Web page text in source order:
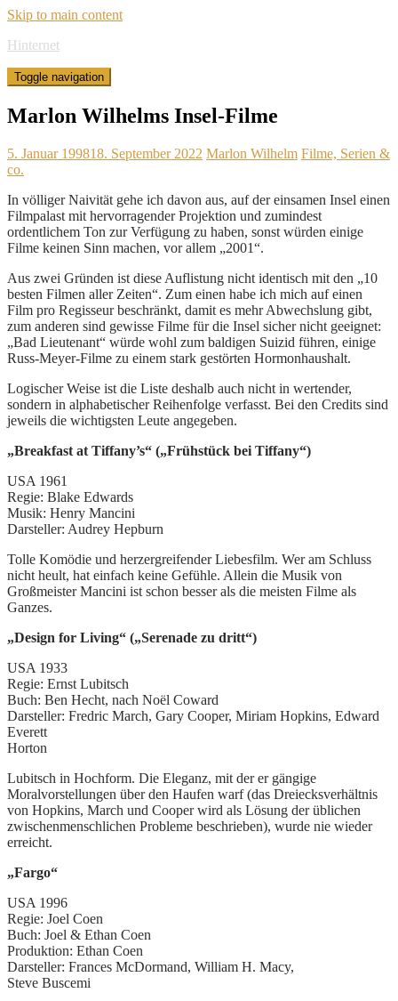
Skip to main content
Hinternet
Toggle navigation
Marlon Wilhelms Insel-Filme
5. Januar 199818. September 2022 Marlon Wilhelm Filme, Serien &
co.
In völliger Naivität gehe ich davon aus, auf der einsamen Insel einen
Filmpalast mit hervorragender Projektion und zumindest
ordentlichem Ton zur Verfügung zu haben, sonst würden einige
Filme keinen Sinn machen, vor allem „2001“.
Aus zwei Gründen ist diese Auflistung nicht identisch mit den „10
besten Filmen aller Zeiten“. Zum einen habe ich mich auf einen
Film pro Regisseur beschränkt, damit es mehr Abwechslung gibt,
zum anderen sind gewisse Filme für die Insel sicher nicht geeignet:
„Bad Lieutenant“ würde wohl zum baldigen Suizid führen, einige
Russ-Meyer-Filme zu einem stark gestörten Hormonhaushalt.
Logischer Weise ist die Liste deshalb auch nicht in wertender,
sondern in alphabetischer Reihenfolge verfasst. Bei den Credits sind
jeweils die wichtigsten Leute angegeben.
„Breakfast at Tiffany’s“ („Frühstück bei Tiffany“)
USA 1961
Regie: Blake Edwards
Musik: Henry Mancini
Darsteller: Audrey Hepburn
Tolle Komödie und herzergreifender Liebesfilm. Wer am Schluss
nicht heult, hat einfach keine Gefühle. Allein die Musik von
Großmeister Mancini ist schon besser als die meisten Filme als
Ganzes.
„Design for Living“ („Serenade zu dritt“)
USA 1933
Regie: Ernst Lubitsch
Buch: Ben Hecht, nach Noël Coward
Darsteller: Fredric March, Gary Cooper, Miriam Hopkins, Edward
Everett
Horton
Lubitsch in Hochform. Die Eleganz, mit der er gängige
Moralvorstellungen über den Haufen warf (das Dreiecksverhältnis
von Hopkins, March und Cooper wird als Lösung der üblichen
zwischenmenschlichen Probleme beschrieben), wurde nie wieder
erreicht.
„Fargo“
USA 1996
Regie: Joel Coen
Buch: Joel & Ethan Coen
Produktion: Ethan Coen
Darsteller: Frances McDormand, William H. Macy,
Steve Buscemi